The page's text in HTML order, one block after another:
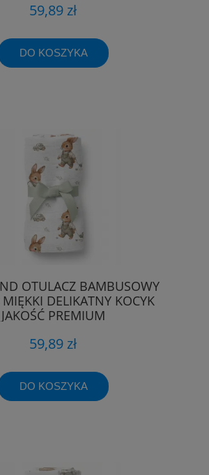
59,89 zł
DO KOSZYKA
OTULACZ BAMBUSOWY
DELIKATNY KOCYK
JAKOŚĆ PREMIUM
59,89 zł
DO KOSZYKA